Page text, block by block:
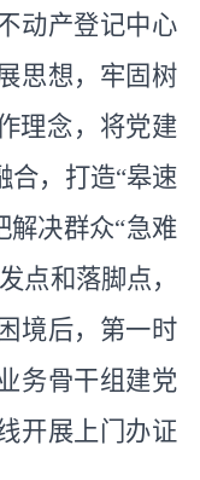
动产登记中心
思想，牢固树
理念，将党建
合，打造“皋速
解决群众“急难
点和落脚点，
境后，第一时
务骨干组建党
开展上门办证